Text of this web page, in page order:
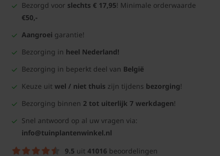
Bezorgd voor slechts € 17,95! Minimale orderwaarde
€50,-
Aangroei garantie!
Bezorging in heel Nederland!
Bezorging in beperkt deel van België
Keuze uit wel / niet thuis zijn tijdens bezorging!
Bezorging binnen 2 tot uiterlijk 7 werkdagen!
Snel antwoord op al uw vragen via:
info@tuinplantenwinkel.nl
9.5 uit 41016 beoordelingen